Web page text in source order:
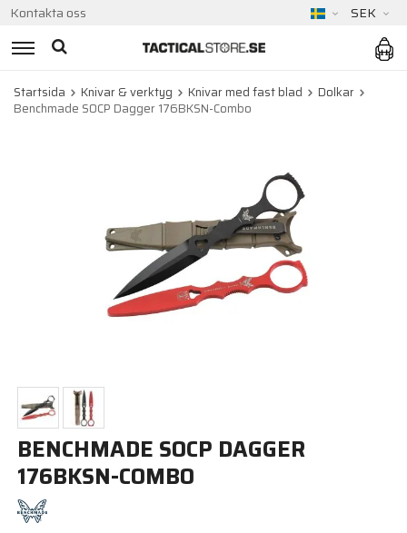
Kontakta oss SEK
Startsida Knivar & verktyg Knivar med fast blad
Dolkar
Benchmade SOCP Dagger 176BKSN-Combo
BENCHMADE SOCP DAGGER
176BKSN-COMBO